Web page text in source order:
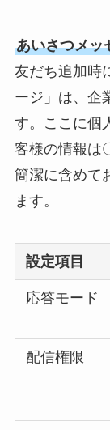
あいさつメッ
友だち追加時
ージ」は、企
す。ここに個
客様の情報は
簡潔に含めて
ます。
設定項目
応答モード
配信権限